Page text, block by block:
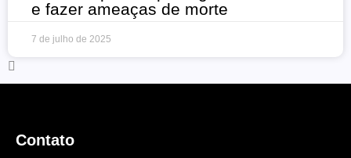
e fazer ameaças de morte
7 de julho de 2025
Contato